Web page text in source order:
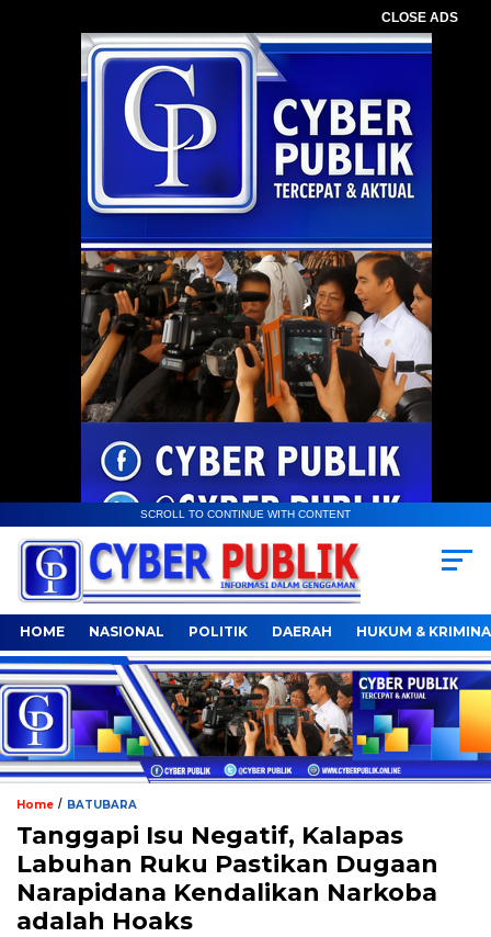
CLOSE ADS
SCROLL TO CONTINUE WITH CONTENT
HOME NASIONAL POLITIK DAERAH HUKUM &
Home / BATUBARA
Tanggapi Isu Negatif, Kalapas
Labuhan Ruku Pastikan Dugaan
Narapidana Kendalikan Narkoba
adalah Hoaks